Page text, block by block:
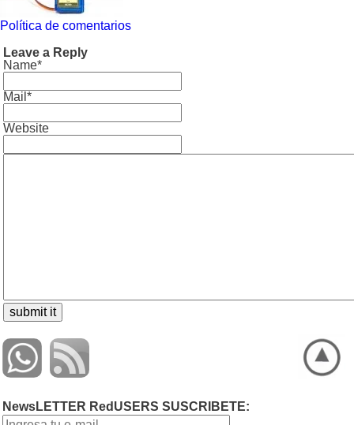
Política de comentarios
Leave a Reply
Name*
Mail*
Website
NewsLETTER RedUSERS SUSCRIBETE: